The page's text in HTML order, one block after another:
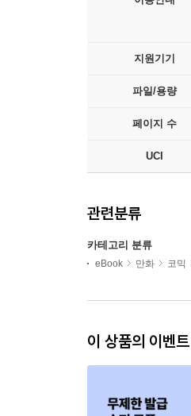
지원기기
파일/용량
페이지 수
UCI
관련분류
카테고리 분류
eBook 만화 코믹
이 상품의 이벤트